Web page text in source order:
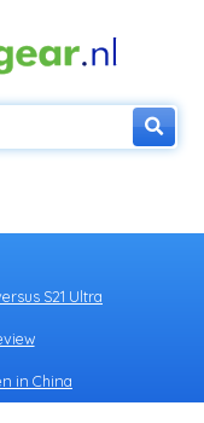
S21 Ultra
in China